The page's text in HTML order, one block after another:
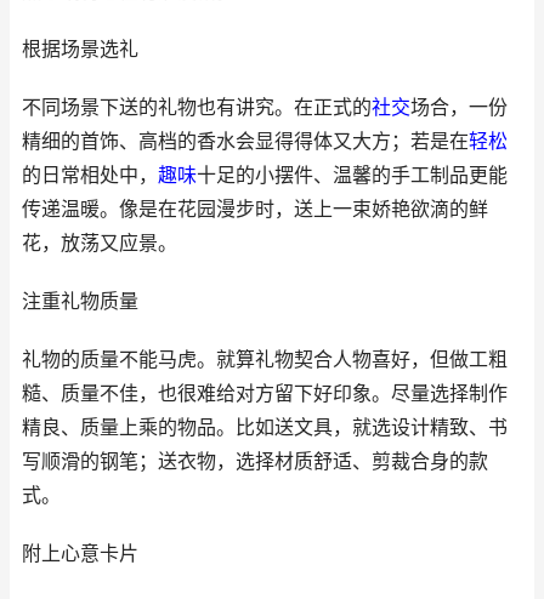
根据场景选礼
不同场景下送的礼物也有讲究。在正式的社交场合，一份
精细的首饰、高档的香水会显得得体又大方；若是在轻松
的日常相处中， 趣味十足的小摆件、温馨的手工制品更能
传递温暖。像是在花园漫步时，送上一束娇艳欲滴的鲜
花，放荡又应景。
注重礼物质量
礼物的质量不能马虎。就算礼物契合人物喜好，但做工粗
糙、质量不佳，也很难给对方留下好印象。尽量选择制作
精良、质量上乘的物品。比如送文具，就选设计精致、书
写顺滑的钢笔；送衣物，选择材质舒适、剪裁合身的款
式。
附上心意卡片